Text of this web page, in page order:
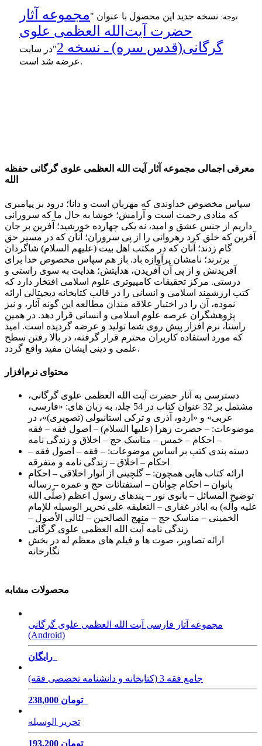
توجه: نسخه جدید این محصول با عنوان "مجموعه آثار
حضرت آیت‌الله العظمی علوی
گرگانی(قدس سره) ـ نسخه 2
"در سایت
عرضه شد است.
معرفی اجمالی مجموعه آثار آیت الله العظمی علوی گرگانی حفظه
الله
سپاس مخصوص خداوندی که مهربان است و دانا؛ درود بر پیامبری
که منادی رحمت است و آرامش؛ خوشا به حال ما که سرورانی
داریم از جنس عشق و امید، نه یکی چهارده خورشید؛ آفرین بر جان
آفرین که خلق کرد رهروانی را از پی سروران؛ آنان که در مسیر حق
گام زدند؛ آنان که در مکتب اهل بیت (علیهم السلام) شاگردان
برترند؛ نامشان پرآوازه باد. باز هم سپاس مخصوص خدا برای
آفریدنش و از پی آن آفریدن، هدایتش؛ هدایت به سوی راستی و
درستی. مرکز تحقیقات کامپیوتری علوم اسلامی افتخار دارد که
کتب ارزشمند اسلامی و انسانی را در قالب کتابخانه دیجیتالی ارائه
نموده، آن را در اختیار علاقه مندان مطالعه این گونه آثار، و نیز
پژوهشگران عرصه علوم اسلامی و انسانی قرار دهد. در همین
راستا، نرم افزار پیش روی شما تولید و عرضه گردیده است. امید
که مورد استفاده کاربران محترم قرار گرفته، در بالا رفتن سطح
علمی و دینی ایشان مفید واقع گردد.
محتوای نرم‌افزار
دسترسی به آثار حضرت آیت الله العظمی علوی گرگانی،
مشتمل بر 32 عنوان کتاب در 54 جلد، به زبان های: «فارسی،
عربی» و «اردو، آذری و ترکی استانبولی (تصویری)»، در
موضوعات: – حضرت زهرا (علیها السلام) – اصول فقه – فقه
– احکام – خمس – مناسک حج – اخلاق و زندگی نامه
دسته بندی کتب بر اساس موضوعات: – فقه – اصول فقه –
احکام – اخلاق – زندگی نامه و متفرقه
ارائه کتاب هایی همچون: – گلچینی از انوار اخلاقی – احکام
بانوان – احکام جوانان – استفتائات حج و عمره – رساله
توضیح المسائل – بانوی نور – پندهای رسول اعظم (صلّی الله
علیه وآله) به اباذر غفاری – التعلیقه علی تحریر الوسیله للإمام
الخمینی – مناسک حج – منهج الصالحین – لئالی الأصول –
زندگی‌ نامه آیت الله العظمی علوی گرگانی
ارائه تصاویر، صوت ها و فیلم های معظم له در بخش
نگارخانه
محصولات مشابه
مجموعه آثار فارسی آیت الله العظمی علوی گرگانی
(Android)
جامع فقه 3 (کتابخانه و دانشنامه تخصصی فقه)
238,000 تومان
تحریر الوسیله
193,200 تومان